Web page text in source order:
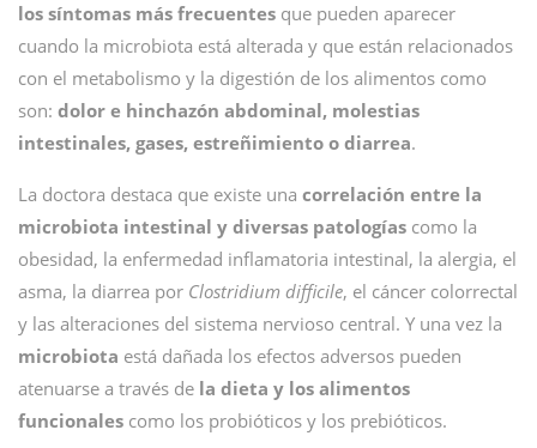
los síntomas más frecuentes que pueden aparecer
cuando la microbiota está alterada y que están relacionados
con el metabolismo y la digestión de los alimentos como
son: dolor e hinchazón abdominal, molestias
intestinales, gases, estreñimiento o diarrea.
La doctora destaca que existe una correlación entre la
microbiota intestinal y diversas patologías como la
obesidad, la enfermedad inflamatoria intestinal, la alergia, el
asma, la diarrea por Clostridium difficile, el cáncer colorrectal
y las alteraciones del sistema nervioso central. Y una vez la
microbiota está dañada los efectos adversos pueden
atenuarse a través de la dieta y los alimentos
funcionales como los probióticos y los prebióticos.